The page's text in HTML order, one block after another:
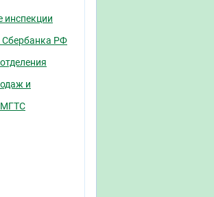
инспекции
Сбербанка РФ
и
МГТС